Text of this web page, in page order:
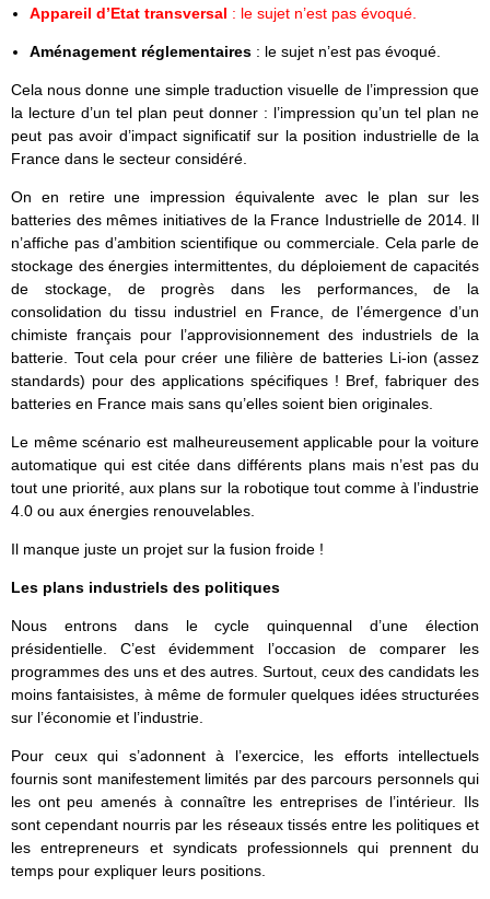
Appareil d’Etat transversal : le sujet n’est pas évoqué.
Aménagement réglementaires: le sujet n’est pas évoqué.
Cela nous donne une simple traduction visuelle de l’impression que
la lecture d’un tel plan peut donner : l’impression qu’un tel plan ne
peut pas avoir d’impact significatif sur la position industrielle de la
France dans le secteur considéré.
On en retire une impression équivalente avec le plan sur les
batteries des mêmes initiatives de la France Industrielle de 2014. Il
n’affiche pas d’ambition scientifique ou commerciale. Cela parle de
stockage des énergies intermittentes, du déploiement de capacités
de stockage, de progrès dans les performances, de la
consolidation du tissu industriel en France, de l’émergence d’un
chimiste français pour l’approvisionnement des industriels de la
batterie. Tout cela pour créer une filière de batteries Li-ion (assez
standards) pour des applications spécifiques ! Bref, fabriquer des
batteries en France mais sans qu’elles soient bien originales.
Le même scénario est malheureusement applicable pour la voiture
automatique qui est citée dans différents plans mais n’est pas du
tout une priorité, aux plans sur la robotique tout comme à l’industrie
4.0 ou aux énergies renouvelables.
Il manque juste un projet sur la fusion froide !
Les plans industriels des politiques
Nous entrons dans le cycle quinquennal d’une élection
présidentielle. C’est évidemment l’occasion de comparer les
programmes des uns et des autres. Surtout, ceux des candidats les
moins fantaisistes, à même de formuler quelques idées structurées
sur l’économie et l’industrie.
Pour ceux qui s’adonnent à l’exercice, les efforts intellectuels
fournis sont manifestement limités par des parcours personnels qui
les ont peu amenés à connaître les entreprises de l’intérieur. Ils
sont cependant nourris par les réseaux tissés entre les politiques et
les entrepreneurs et syndicats professionnels qui prennent du
temps pour expliquer leurs positions.